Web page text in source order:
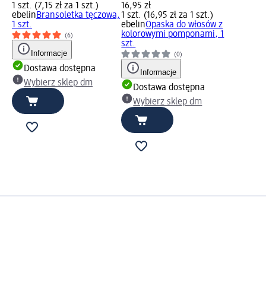
1 szt. (7,15 zł za 1 szt.)
ebelinBransoletka tęczowa,
1 szt.
(6)
Informacje
Dostawa dostępna
Wybierz sklep dm
16,95 zł
1 szt. (16,95 zł za 1 szt.)
ebelinOpaska do włosów z
kolorowymi pomponami, 1
szt.
(0)
Informacje
Dostawa dostępna
Wybierz sklep dm